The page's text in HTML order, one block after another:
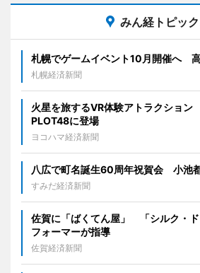
みん経トピッ
札幌でゲームイベント10月開催へ
札幌経済新聞
火星を旅するVR体験アトラクショ
PLOT48に登場
ヨコハマ経済新聞
八広で町名誕生60周年祝賀会 小池
すみだ経済新聞
佐賀に「ばくてん屋」 「シルク・
フォーマーが指導
佐賀経済新聞